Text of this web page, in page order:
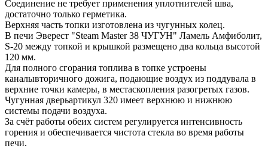
Соединение не требует применения уплотнителей шва,
достаточно только герметика.
Верхняя часть топки изготовлена из чугунных колец.
В печи Эверест "Steam Master 38 ЧУГУН" Ламель Амфиболит,
S-20 между топкой и крышкой размещено два кольца высотой
120 мм.
Для полного сгорания топлива в топке устроены
каналывторичного дожига, подающие воздух из поддувала в
верхние точки камеры, в местаскопления разогретых газов.
Чугунная дверьартикул 320 имеет верхнюю и нижнюю
системы подачи воздуха.
За счёт работы обеих систем регулируется интенсивность
горения и обеспечивается чистота стекла во время работы
печи.